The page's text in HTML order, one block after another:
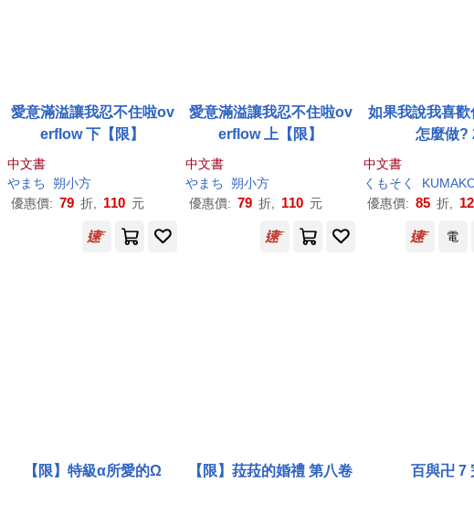
愛意滿溢讓我忍不住啦ov
erflow 下【限】
中文書
やまち 朔小方
優惠價: 79 折, 110 元
愛意滿溢讓我忍不住啦ov
erflow 上【限】
中文書
やまち 朔小方
優惠價: 79 折, 110 元
如果我說我喜歡
怎麼做?
中文書
くもそく
優惠價: 85 折,
電
【限】特級α所愛的Ω 【限】菈菈的婚禮 第八卷 百與卍 7